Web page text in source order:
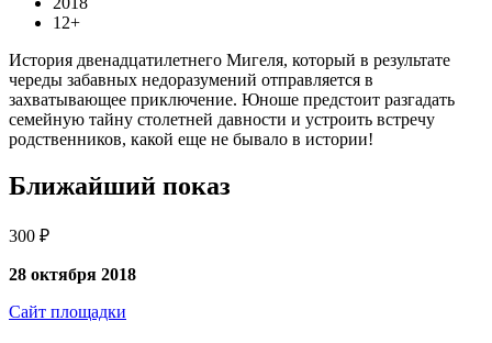
12+
История двенадцатилетнего Мигеля, который в результате
череды забавных недоразумений отправляется в
захватывающее приключение. Юноше предстоит разгадать
семейную тайну столетней давности и устроить встречу
родственников, какой еще не бывало в истории!
Ближайший показ
300 ₽
28 октября 2018
Сайт площадки